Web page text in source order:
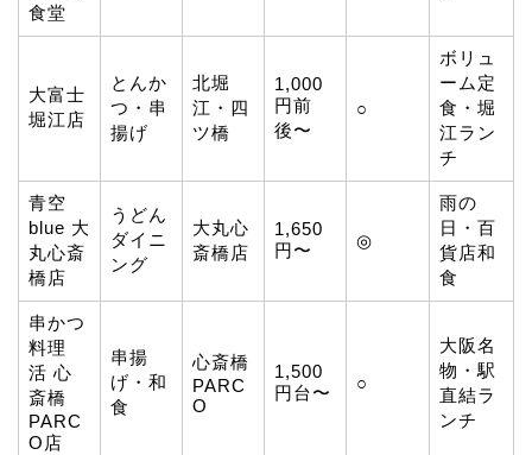
食堂
大富士
堀江店
とんか
つ・串
揚げ
北堀
江・四
ツ橋
1,000
円前
後〜
○
ボリュ
ーム定
食・堀
江ラン
チ
青空
blue 大
丸心斎
橋店
うどん
ダイニ
ング
大丸心
斎橋店
1,650
円〜
◎
雨の
日・百
貨店和
食
串かつ
料理
活 心
斎橋
PARC
O店
串揚
げ・和
食
心斎橋
PARC
O
1,500
円台〜
○
大阪名
物・駅
直結ラ
ンチ